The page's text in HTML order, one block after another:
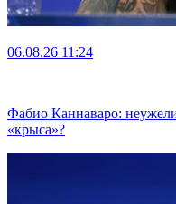
06.08.26 11:24
Фабио Каннаваро:
«крыса»?